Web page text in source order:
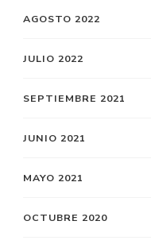
AGOSTO 2022
JULIO 2022
SEPTIEMBRE 2021
JUNIO 2021
MAYO 2021
OCTUBRE 2020